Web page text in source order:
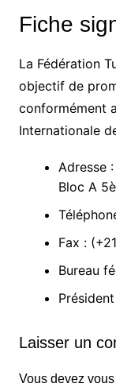
Fiche
La Fédération
objectif de
conformément
Internationale
Adresse
Bloc A
Fax :
Bureau
Laisser un
Vous devez